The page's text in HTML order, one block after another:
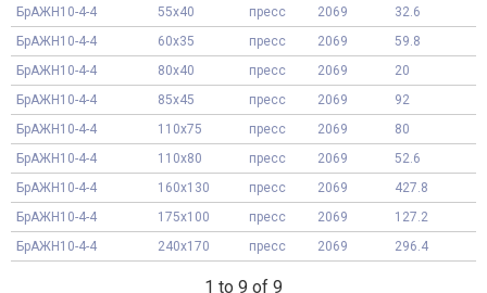
БрАЖН10-4-4 55x40 пресс 2069
32.6
БрАЖН10-4-4
60x35 пресс 2069
59.8
БрАЖН10-4-4
80x40 пресс 2069
20
БрАЖН10-4-4
85x45 пресс 2069
92
БрАЖН10-4-4
110x75 пресс 2069
80
БрАЖН10-4-4
110x80 пресс 2069
52.6
БрАЖН10-4-4
160x130 пресс 2069
427.8
БрАЖН10-4-4
175x100 пресс 2069
127.2
БрАЖН10-4-4
240x170 пресс 2069 296.4
1 to 9 of 9